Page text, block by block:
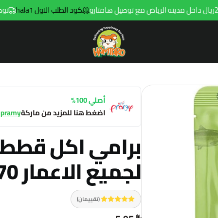
كود الطلب الاول hala1 توصيل مجاني
Hamtaro
أصلي 100%
اضغط هنا للمزيد من ماركةpramy
برامي اكل قطط
لجميع الاعمار 70جم
(تقييمان)